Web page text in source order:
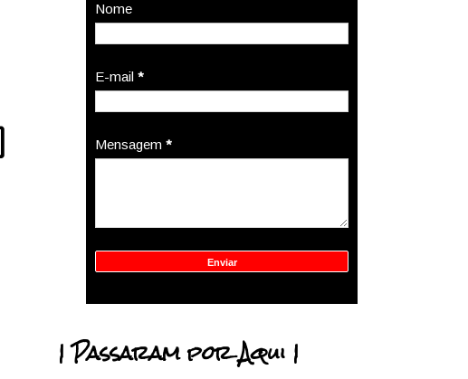
Nome
E-mail *
Mensagem *
| Passaram por Aqui |